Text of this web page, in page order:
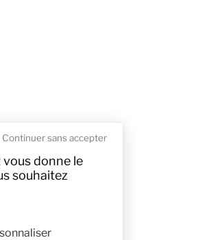
vous donne le
souhaitez
Continuer sans accepter
(L.)